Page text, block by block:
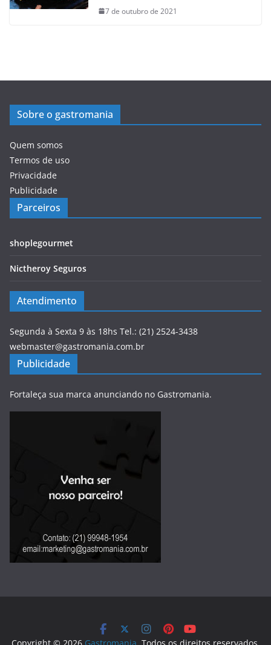
7 de outubro de 2021
Sobre o gastromania
Quem somos
Termos de uso
Privacidade
Publicidade
Parceiros
shoplegourmet
Nictheroy Seguros
Atendimento
Segunda à Sexta 9 às 18hs Tel.: (21) 2524-3438
webmaster@gastromania.com.br
Publicidade
Fortaleça sua marca anunciando no Gastromania.